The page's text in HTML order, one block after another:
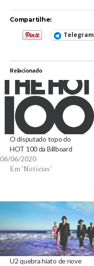
Compartilhe:
Telegram
Relacionado
O disputado topo do
HOT 100 da Billboard
06/06/2020
Em "Notícias"
U2 quebra hiato de nove